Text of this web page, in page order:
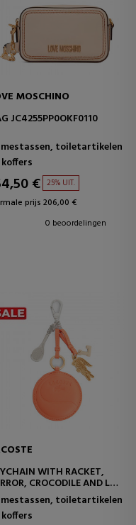
MOSCHINO
JC4255PP0OKF0110
toiletartikelen
€ 25% UIT.
prijs 206,00 €
0 beoordelingen
WITH RACKET,
CROCODILE AND L
toiletartikelen